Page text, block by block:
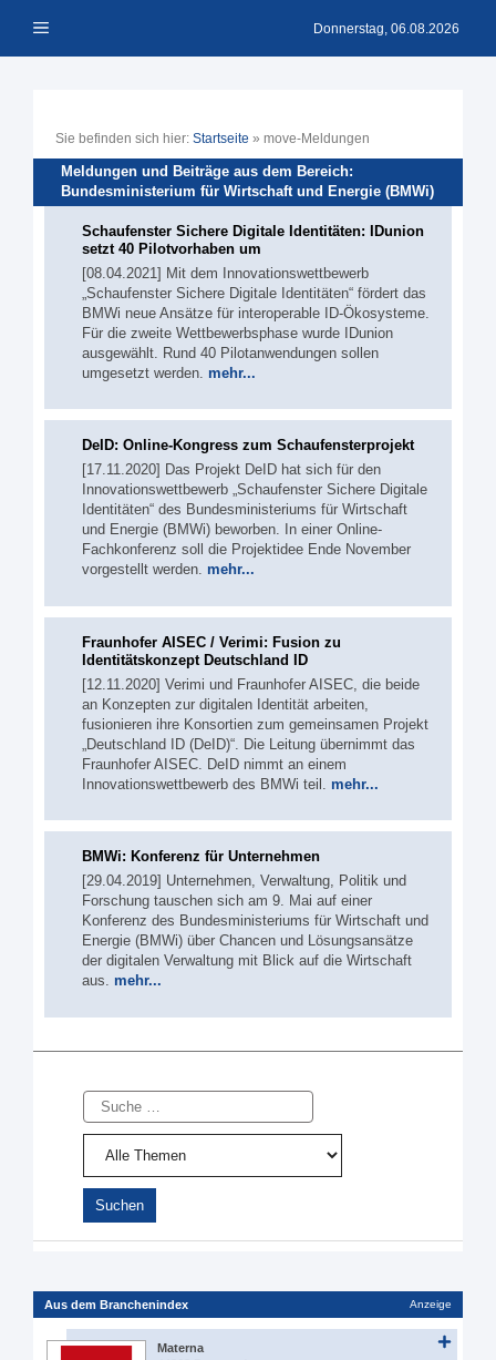
Inhalt Menü Donnerstag, 06.08.2026
Sie befinden sich hier: Startseite » move-Meldungen
Meldungen und Beiträge aus dem Bereich:
Bundesministerium für Wirtschaft und Energie (BMWi)
Schaufenster Sichere Digitale Identitäten: IDunion
setzt 40 Pilotvorhaben um
[08.04.2021] Mit dem Innovationswettbewerb
„Schaufenster Sichere Digitale Identitäten“ fördert das
BMWi neue Ansätze für interoperable ID-Ökosysteme.
Für die zweite Wettbewerbsphase wurde IDunion
ausgewählt. Rund 40 Pilotanwendungen sollen
umgesetzt werden. mehr...
DeID: Online-Kongress zum Schaufensterprojekt
[17.11.2020] Das Projekt DeID hat sich für den
Innovationswettbewerb „Schaufenster Sichere Digitale
Identitäten“ des Bundesministeriums für Wirtschaft
und Energie (BMWi) beworben. In einer Online-
Fachkonferenz soll die Projektidee Ende November
vorgestellt werden. mehr...
Fraunhofer AISEC / Verimi: Fusion zu
Identitätskonzept Deutschland ID
[12.11.2020] Verimi und Fraunhofer AISEC, die beide
an Konzepten zur digitalen Identität arbeiten,
fusionieren ihre Konsortien zum gemeinsamen Projekt
„Deutschland ID (DeID)“. Die Leitung übernimmt das
Fraunhofer AISEC. DeID nimmt an einem
Innovationswettbewerb des BMWi teil. mehr...
BMWi: Konferenz für Unternehmen
[29.04.2019] Unternehmen, Verwaltung, Politik und
Forschung tauschen sich am 9. Mai auf einer
Konferenz des Bundesministeriums für Wirtschaft und
Energie (BMWi) über Chancen und Lösungsansätze
der digitalen Verwaltung mit Blick auf die Wirtschaft
aus. mehr...
Suche
Aus dem Branchenindex Anzeige
Materna